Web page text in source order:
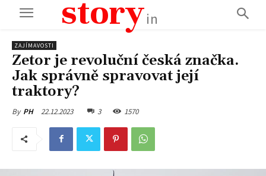
storyin
ZAJÍMAVOSTI
Zetor je revoluční česká značka.
Jak správně spravovat její
traktory?
By PH 22.12.2023 3 1570